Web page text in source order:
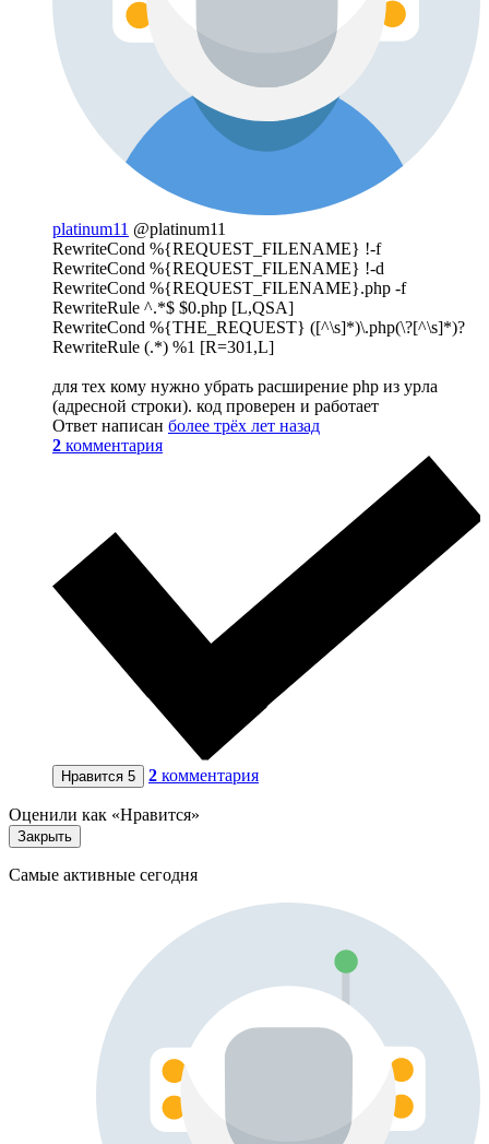
platinum11 @platinum11
RewriteCond %{REQUEST_FILENAME} !-f
RewriteCond %{REQUEST_FILENAME} !-d
RewriteCond %{REQUEST_FILENAME}.php -f
RewriteRule ^.*$ $0.php [L,QSA]
RewriteCond %{THE_REQUEST} ([^\s]*)\.php(\?[^\s]*)?
RewriteRule (.*) %1 [R=301,L]
для тех кому нужно убрать расширение php из урла
(адресной строки). код проверен и работает
Ответ написан более трёх лет назад
2 комментария
Нравится 5 2 комментария
Оценили как «Нравится»
Закрыть
Самые активные сегодня